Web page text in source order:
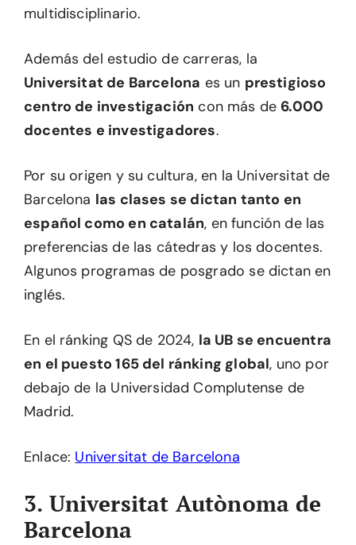
multidisciplinario.
Además del estudio de carreras, la
Universitat de Barcelona es un prestigioso
centro de investigación con más de 6.000
docentes e investigadores.
Por su origen y su cultura, en la Universitat de
Barcelona las clases se dictan tanto en
español como en catalán, en función de las
preferencias de las cátedras y los docentes.
Algunos programas de posgrado se dictan en
inglés.
En el ránking QS de 2024, la UB se encuentra
en el puesto 165 del ránking global, uno por
debajo de la Universidad Complutense de
Madrid.
Enlace: Universitat de Barcelona
3. Universitat Autònoma de
Barcelona